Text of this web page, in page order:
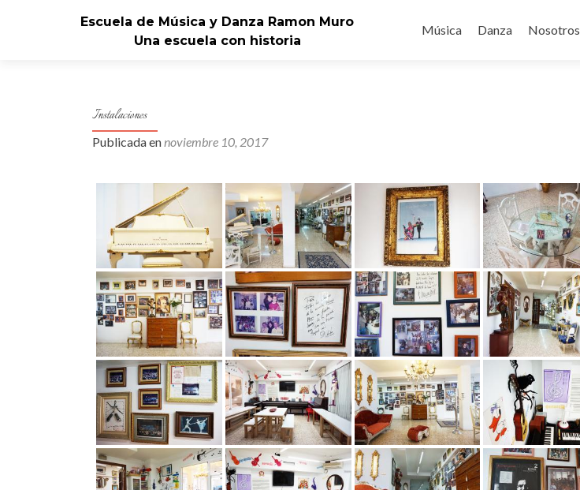
Escuela de Música y Danza Ramon Muro
Una escuela con historia
al
Música Danza Nosotros
Instalaciones
Publicada ennoviembre 10, 2017